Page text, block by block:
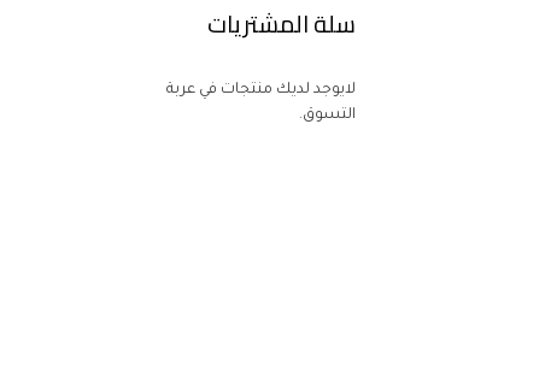
سلة المشتريات
لايوجد لديك منتجات في عربة
التسوق.